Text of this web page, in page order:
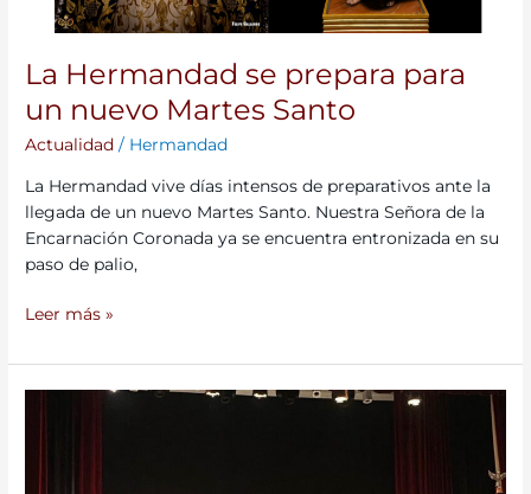
La Hermandad se prepara para
un nuevo Martes Santo
Actualidad / Hermandad
La Hermandad vive días intensos de preparativos ante la
llegada de un nuevo Martes Santo. Nuestra Señora de la
Encarnación Coronada ya se encuentra entronizada en su
paso de palio,
Leer más »